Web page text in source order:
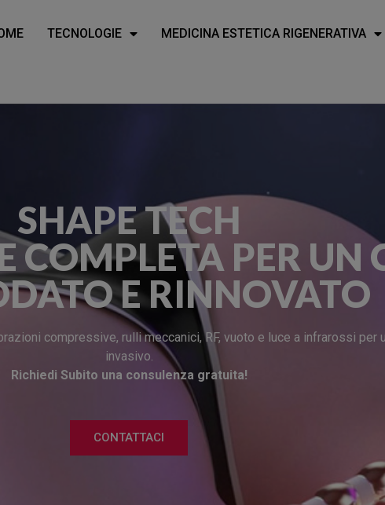
TECNOLOGIE MEDICINA ESTETICA RIGENERATIVA
SHAPE TECH
COMPLETA PER UN
E RINNOVATO
compressive, rulli meccanici, RF, vuoto e luce a infrarossi
invasivo.
Richiedi Subito una consulenza gratuita!
CONTATTACI